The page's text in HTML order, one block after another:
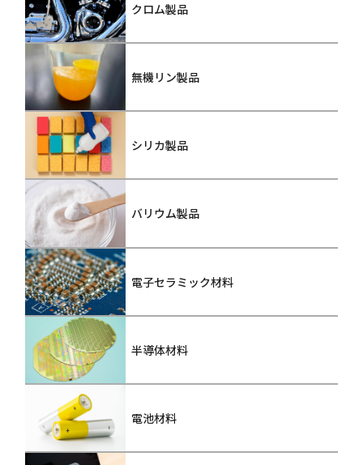
クロム製品
無機リン製品
シリカ製品
バリウム製品
電子セラミック材料
半導体材料
電池材料